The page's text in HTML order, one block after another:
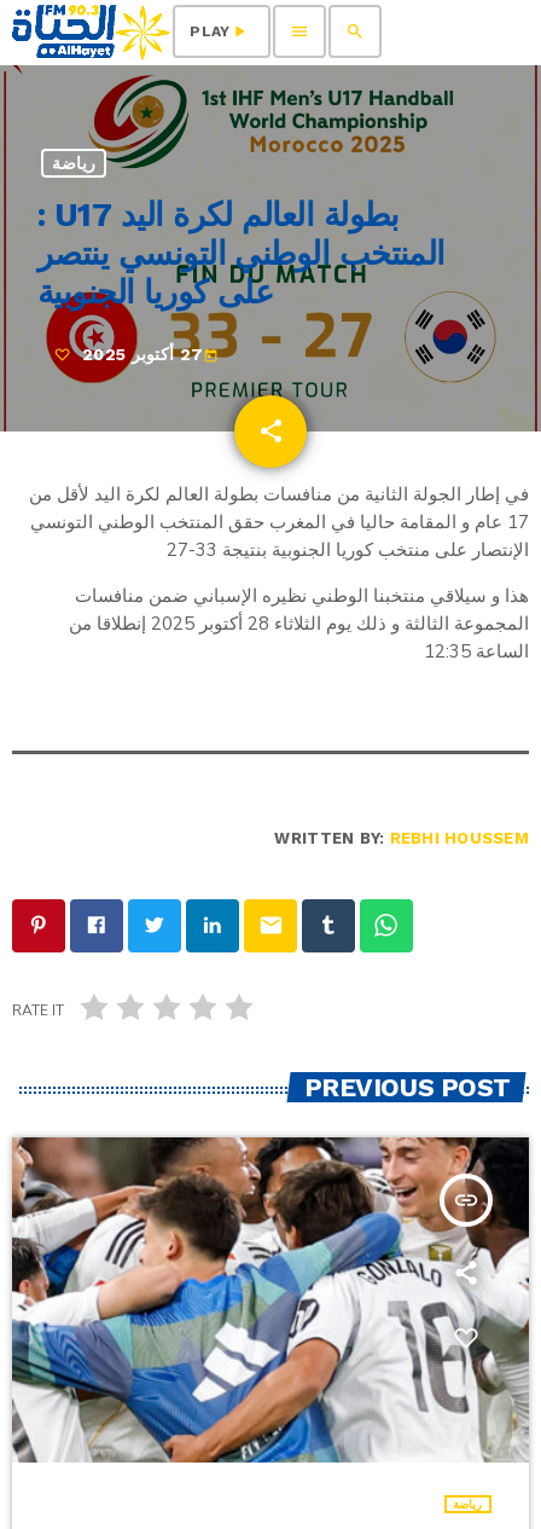
search
menu
play_arrow
PLAY
رياضة
بطولة العالم لكرة اليد U17 :
المنتخب الوطني التونسي ينتصر
على كوريا الجنوبية
today27 أكتوبر 2025
share
email
في إطار الجولة الثانية من منافسات بطولة العالم لكرة اليد لأقل من
17 عام و المقامة حاليا في المغرب حقق المنتخب الوطني التونسي
الإنتصار على منتخب كوريا الجنوبية بنتيجة 33-27
هذا و سيلاقي منتخبنا الوطني نظيره الإسباني ضمن منافسات
المجموعة الثالثة و ذلك يوم الثلاثاء 28 أكتوبر 2025 إنطلاقا من
الساعة 12:35
WRITTEN BY: REBHI HOUSSEM
email
RATE IT
PREVIOUS POST
insert_link
رياضة